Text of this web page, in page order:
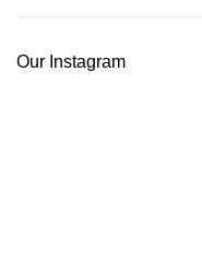
Our Instagram